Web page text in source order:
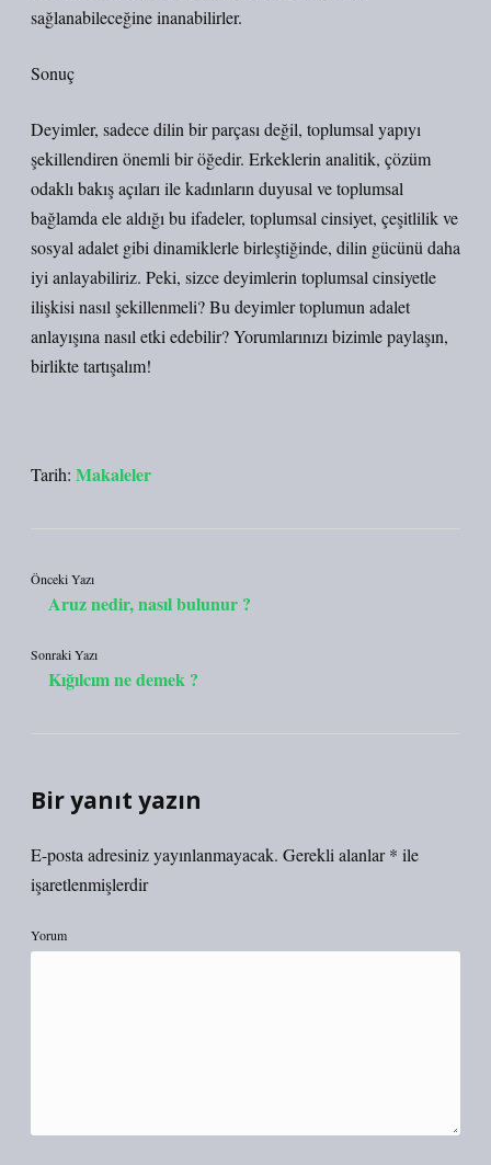
sağlanabileceğine inanabilirler.
Sonuç
Deyimler, sadece dilin bir parçası değil, toplumsal yapıyı
şekillendiren önemli bir öğedir. Erkeklerin analitik, çözüm
odaklı bakış açıları ile kadınların duyusal ve toplumsal
bağlamda ele aldığı bu ifadeler, toplumsal cinsiyet, çeşitlilik ve
sosyal adalet gibi dinamiklerle birleştiğinde, dilin gücünü daha
iyi anlayabiliriz. Peki, sizce deyimlerin toplumsal cinsiyetle
ilişkisi nasıl şekillenmeli? Bu deyimler toplumun adalet
anlayışına nasıl etki edebilir? Yorumlarınızı bizimle paylaşın,
birlikte tartışalım!
Tarih: Makaleler
Önceki Yazı
Aruz nedir, nasıl bulunur ?
Sonraki Yazı
Kığılcım ne demek ?
Bir yanıt yazın
E-posta adresiniz yayınlanmayacak. Gerekli alanlar* ile
işaretlenmişlerdir
Yorum